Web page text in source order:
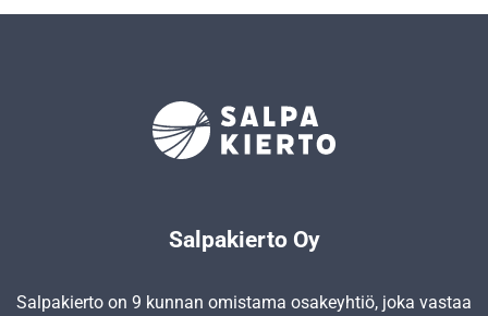
Salpakierto Oy
Salpakierto on 9 kunnan omistama osakeyhtiö, joka vastaa